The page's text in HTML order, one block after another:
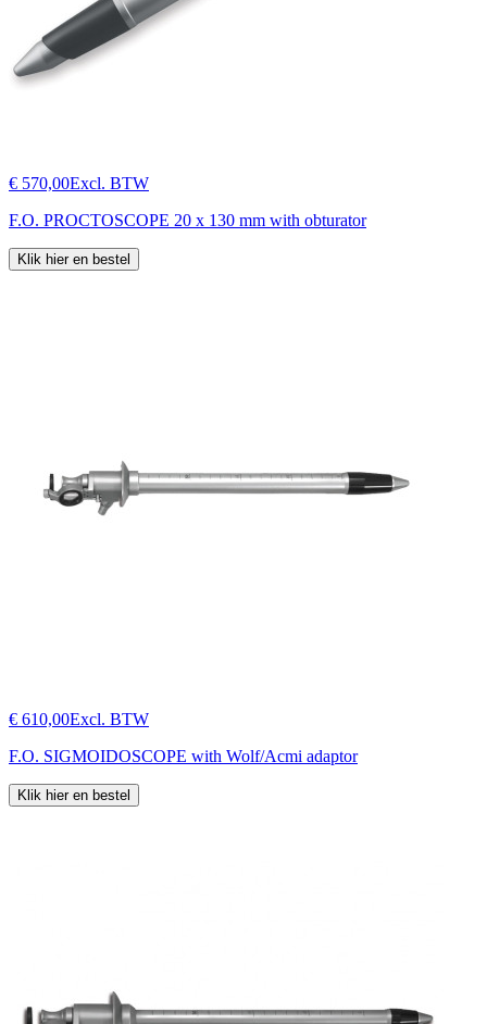
€ 570,00Excl. BTW
F.O. PROCTOSCOPE 20 x 130 mm with obturator
Klik hier en bestel
€ 610,00Excl. BTW
F.O. SIGMOIDOSCOPE with Wolf/Acmi adaptor
Klik hier en bestel